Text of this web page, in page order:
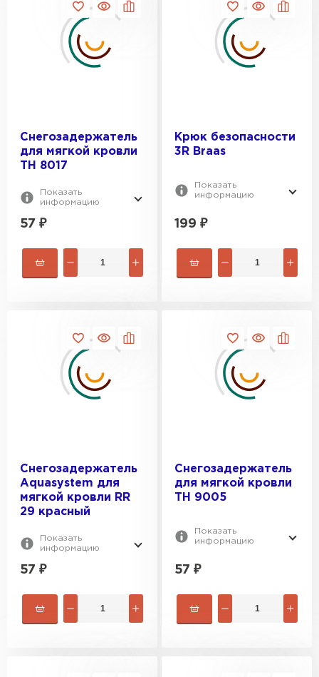
Снегозадержатель
для мягкой кровли
ТН 8017
Показать
информацию
57 ₽
Крюк безопасности
3R Braas
Показать
информацию
199 ₽
Снегозадержатель
Aquasystem для
мягкой кровли RR
29 красный
Показать
информацию
57 ₽
Снегозадержатель
для мягкой кровли
ТН 9005
Показать
информацию
57 ₽
ПЕРЕЙТИ